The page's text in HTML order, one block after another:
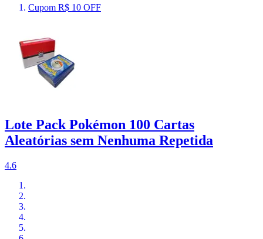
Cupom R$ 10 OFF
Lote Pack Pokémon 100 Cartas
Aleatórias sem Nenhuma Repetida
4.6